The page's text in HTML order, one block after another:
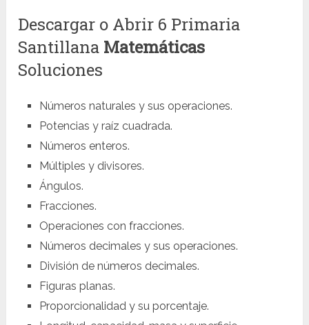
Descargar o Abrir 6 Primaria
Santillana Matemáticas
Soluciones
Números naturales y sus operaciones.
Potencias y raíz cuadrada.
Números enteros.
Múltiples y divisores.
Ángulos.
Fracciones.
Operaciones con fracciones.
Números decimales y sus operaciones.
División de números decimales.
Figuras planas.
Proporcionalidad y su porcentaje.